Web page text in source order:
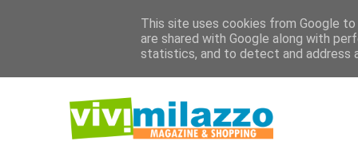
Concerto all’Alba a Milazzo con oltre
Milazzo 28ª Sagra del Pesce a
This site uses cookies from Google
are shared with Google along with
statistics, and to detect and address